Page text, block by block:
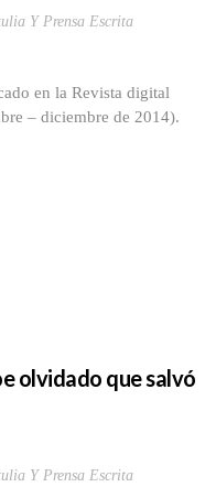
Y Prensa Escrita
en la Revista digital
– diciembre de 2014).
olvidado que salvó
Y Prensa Escrita